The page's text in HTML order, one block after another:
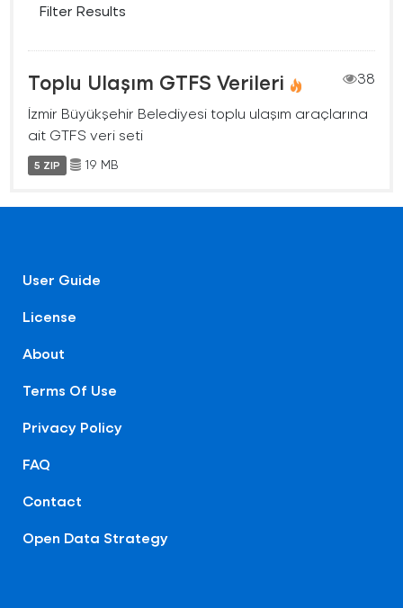
Filter Results
Toplu Ulaşım GTFS Verileri
38
İzmir Büyükşehir Belediyesi toplu ulaşım araçlarına
ait GTFS veri seti
5 ZIP 19 MB
User Guide
License
About
Terms Of Use
Privacy Policy
FAQ
Contact
Open Data Strategy